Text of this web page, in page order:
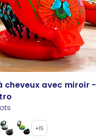
cheveux avec miroir -
+15